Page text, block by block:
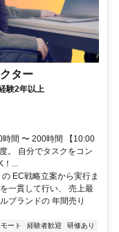
ター
験2年以上
間 〜 200時間 【10:00
。 自分でタスクをコン
...
EC戦略立案から実行ま
一貫して行い、 売上最
ブランドの 年間売り
ート 経験者歓迎
研修あり